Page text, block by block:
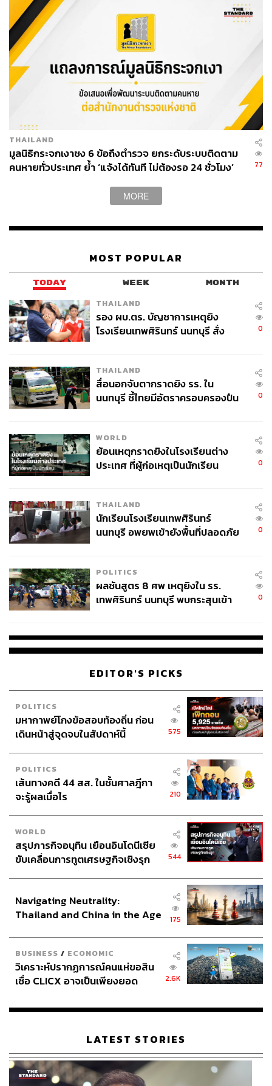
THAILAND
มูลนิธิกระจกเงาชง 6 ข้อถึงตำรวจ ยกระดับระบบติดตาม
คนหายทั่วประเทศ ย้ำ ‘แจ้งได้ทันที ไม่ต้องรอ 24 ชั่วโมง’
77
MORE
MOST POPULAR
TODAY WEEK MONTH
THAILAND
รอง ผบ.ตร. บัญชาการเหตุยิง
โรงเรียนเทพศิรินทร์ นนทบุรี สั่ง
0
THAILAND
สื่อนอกจับตากราดยิง รร. ใน
นนทบุรี ชี้ไทยมีอัตราครอบครองปืน
0
WORLD
ย้อนเหตุกราดยิงในโรงเรียนต่าง
ประเทศ ที่ผู้ก่อเหตุเป็นนักเรียน
0
THAILAND
นักเรียนโรงเรียนเทพศิรินทร์
นนทบุรี อพยพเข้ายังพื้นที่ปลอดภัย
0
POLITICS
ผลชันสูตร 8 ศพ เหตุยิงใน รร.
เทพศิรินทร์ นนทบุรี พบกระสุนเข้า
0
EDITOR'S PICKS
POLITICS
มหากาพย์โกงข้อสอบท้องถิ่น ก่อน
เดินหน้าสู่จุดจบในสัปดาห์นี้
575
POLITICS
เส้นทางคดี 44 สส. ในชั้นศาลฎีกา
จะรู้ผลเมื่อไร
210
WORLD
สรุปภารกิจอนุทิน เยือนอินโดนีเซีย
ขับเคลื่อนการทูตเศรษฐกิจเชิงรุก
544
Navigating Neutrality:
Thailand and China in the Age
175
BUSINESS / ECONOMIC
วิเคราะห์ปรากฏการณ์คนแห่ขอสิน
เชื่อ CLICX อาจเป็นเพียงยอด
เรือนไทยที่ถูกซุกไว้
2.6K
LATEST STORIES